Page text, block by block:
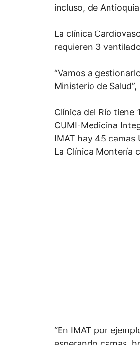
incluso, de
La clínica
requieren 3
“Vamos a
Ministerio de
Clínica del Río tiene
CUMI-Medicina
IMAT hay 45 camas
La Clínica Montería
“En IMAT por